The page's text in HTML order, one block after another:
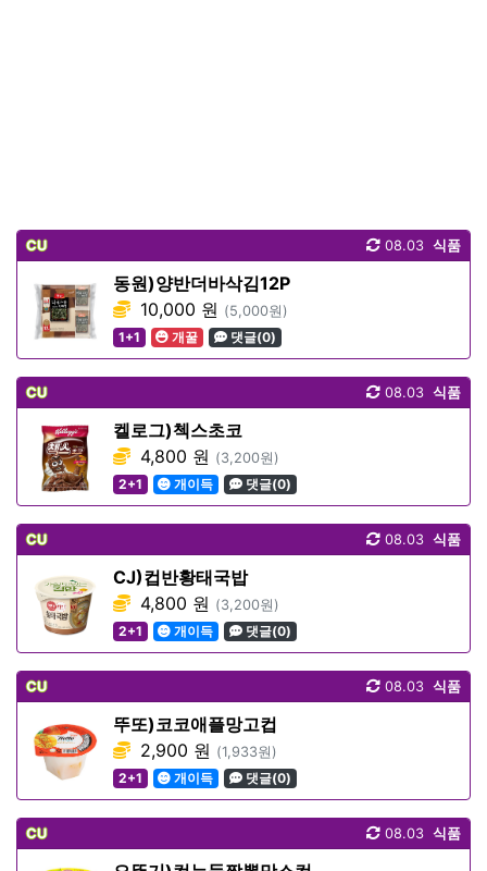
CU 식품
08.03
동원)양반더바삭김12P
10,000 원 (5,000원)
1+1
개꿀 댓글(0)
CU 식품
08.03
켈로그)첵스초코
4,800 원 (3,200원)
2+1
개이득 댓글(0)
CU 식품
08.03
CJ)컵반황태국밥
4,800 원 (3,200원)
2+1
개이득 댓글(0)
CU 식품
08.03
뚜또)코코애플망고컵
2,900 원 (1,933원)
2+1
개이득 댓글(0)
CU 식품
08.03